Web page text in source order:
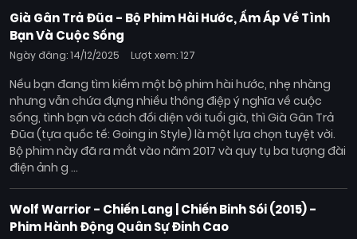
Già Gân Trả Đũa - Bộ Phim Hài Hước, Ấm Áp Về Tình
Bạn Và Cuộc Sống
Ngày đăng: 14/12/2025 Lượt xem: 127
Nếu bạn đang tìm kiếm một bộ phim hài hước, nhẹ nhàng
nhưng vẫn chứa đựng nhiều thông điệp ý nghĩa về cuộc
sống, tình bạn và cách đối diện với tuổi già, thì Già Gân Trả
Đũa (tựa quốc tế: Going in Style) là một lựa chọn tuyệt vời.
Bộ phim này đã ra mắt vào năm 2017 và quy tụ ba tượng đài
điện ảnh g ...
Wolf Warrior - Chiến Lang | Chiến Binh Sói (2015) -
Phim Hành Động Quân Sự Đỉnh Cao